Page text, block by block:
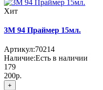
Хит
3М 94 Праймер 15мл.
Артикул:70214
Наличие:Есть в наличии
179
200р.
+